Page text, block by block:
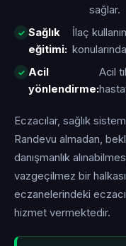
sağlar.
Sağlık
eğitimi:
İlaç
Acil
yönlendirme:
Acil
Eczacılar, sağlık
Randevu almadan,
danışmanlık
vazgeçilmez bir
eczanelerindeki
hizmet vermektedir.